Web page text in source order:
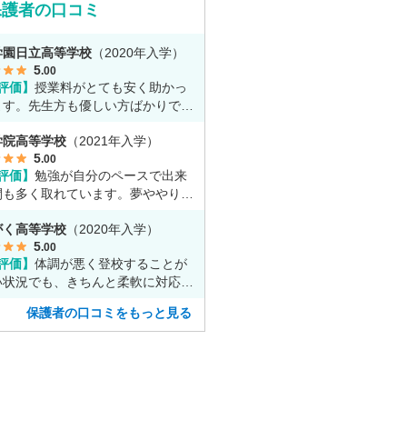
者の口コミ
園日立高等学校 （2020年入学）
5.00
価】 授業料がとても安く助かっ
。先生方も優しい方ばかりで勉
高等学校 （2021年入学）
5.00
価】 勉強が自分のペースで出来
多く取れています。夢ややりた
く高等学校 （2020年入学）
5.00
価】 体調が悪く登校することが
況でも、きちんと柔軟に対応し
保護者の口コミをもっと見る